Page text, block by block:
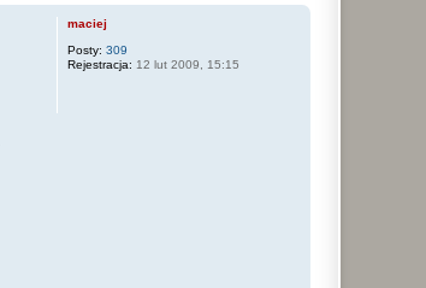
maciej
Posty: 309
Rejestracja: 12 lut 2009, 15:15